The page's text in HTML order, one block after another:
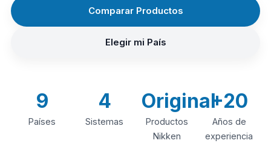
Comparar Productos
Elegir mi País
9
Países
4
Sistemas
Original
Productos
Nikken
+20
Años de
experiencia